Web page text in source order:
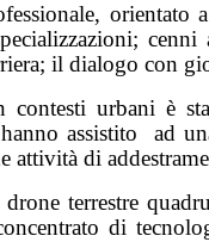
orientato
il dialogo con
urbani è
hanno assistito
ad
di
drone terrestre
di